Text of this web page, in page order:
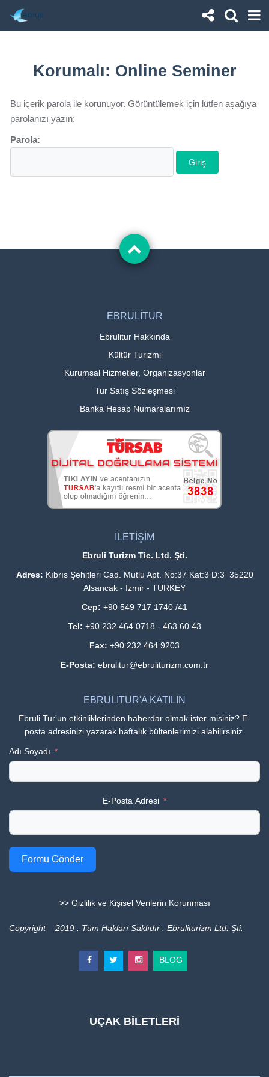
Korumalı: Online Seminer
Bu içerik parola ile korunuyor. Görüntülemek için lütfen aşağıya
parolanızı yazın:
Parola:
EBRULİTUR
Ebrulitur Hakkında
Kültür Turizmi
Kurumsal Hizmetler, Organizasyonlar
Tur Satış Sözleşmesi
Banka Hesap Numaralarımız
İLETİŞİM
Ebruli Turizm Tic. Ltd. Şti.
Adres: Kıbrıs Şehitleri Cad. Mutlu Apt. No:37 Kat:3 D:3 35220
Alsancak - İzmir - TURKEY
Cep: +90 549 717 1740 /41
Tel: +90 232 464 0718 - 463 60 43
Fax: +90 232 464 9203
E-Posta: ebrulitur@ebruliturizm.com.tr
EBRULİTUR'A KATILIN
Ebruli Tur'un etkinliklerinden haberdar olmak ister misiniz? E-
posta adresinizi yazarak haftalık bültenlerimizi alabilirsiniz.
Adı Soyadı
E-Posta Adresi
Formu Gönder
>> Gizlilik ve Kişisel Verilerin Korunması
Copyright – 2019 . Tüm Hakları Saklıdır . Ebruliturizm Ltd. Şti.
BLOG
UÇAK BİLETLERİ